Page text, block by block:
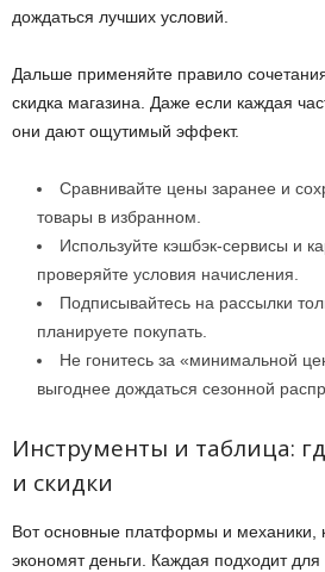
дождаться лучших условий.
Дальше применяйте правило
скидка магазина. Даже если каждая
они дают ощутимый эффект.
Сравнивайте цены заранее и
товары в избранном.
Используйте кэшбэк-сервисы и
проверяйте условия начисления.
Подписывайтесь на рассылки
планируете покупать.
Не гонитесь за «минимальной
выгоднее дождаться сезонной
Инструменты и таблица:
и скидки
Вот основные платформы и механики,
экономят деньги. Каждая подходит